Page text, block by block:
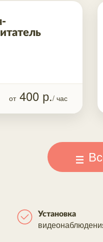
от 400 р./ час
Установка